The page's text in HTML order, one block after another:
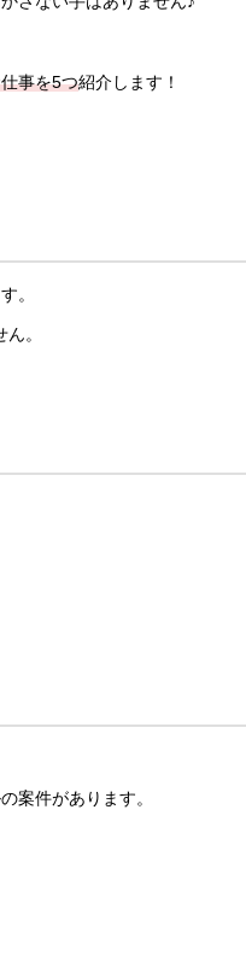
事を5つ紹介します！
。
。
案件があります。